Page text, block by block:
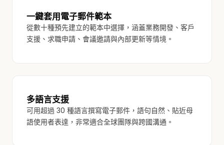
一鍵套用電子郵件範本
從數十種預先建立的範本中選擇，涵蓋業務開發、客戶
支援、求職申請、會議邀請與內部更新等情境。
多語言支援
可用超過 30 種語言撰寫電子郵件，語句自然、貼近母
語使用者表達，非常適合全球團隊與跨國溝通。